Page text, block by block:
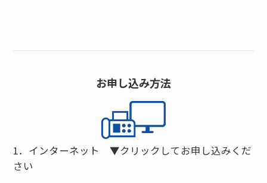
お申し込み方法
1．インターネット ▼クリックしてお申し込みくだ
さい